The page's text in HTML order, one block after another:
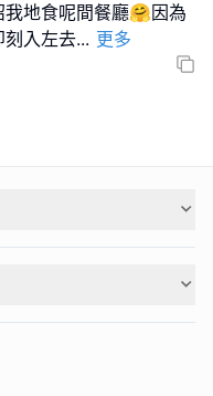
地食呢間餐廳🤗因為
入左去... 更多